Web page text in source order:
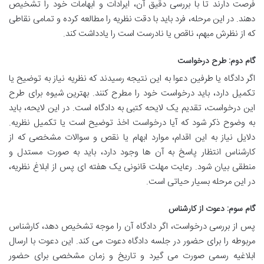
فرصت دارند تا با بررسی دقیق آن، ایرادات و ابهامات خود را تشخیص
دهند. در این مرحله، فرد باید با دقت نظریه را مطالعه کرده و تمامی نقاطی
که از نظرش مبهم، ناقص یا نادرست است را یادداشت کند.
گام دوم: طرح درخواست
اگر دادگاه یا طرفین دعوا به این نتیجه رسیدند که نظریه نیاز به توضیح یا
تکمیل دارد، باید درخواست خود را مطرح کنند. بهترین شیوه برای طرح
این درخواست، تقدیم یک لایحه کتبی به دادگاه است. در این لایحه، باید
به وضوح ذکر شود که آیا درخواست اخذ توضیح است یا تکمیل نظریه.
دلایل نیاز به این اقدام، موارد ابهام یا نقص و سوالات مشخصی که از
کارشناس انتظار پاسخ به آن ها وجود دارد، باید به صورت مستدل و
منطقی بیان شود. رعایت مهلت قانونی یک هفته ای پس از ابلاغ نظریه،
در این مرحله بسیار حیاتی است.
گام سوم: دعوت از کارشناس
پس از بررسی درخواست، اگر دادگاه آن را موجه تشخیص دهد، کارشناس
مربوطه را برای حضور در جلسه دادگاه دعوت می کند. این دعوت با ارسال
ابلاغیه رسمی صورت می گیرد و تاریخ و زمان مشخصی برای حضور